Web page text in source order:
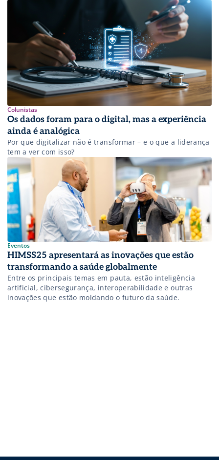
Colunistas
Os dados foram para o digital, mas a experiência
ainda é analógica
Por que digitalizar não é transformar – e o que a liderança
tem a ver com isso?
Eventos
HIMSS25 apresentará as inovações que estão
transformando a saúde globalmente
Entre os principais temas em pauta, estão inteligência
artificial, cibersegurança, interoperabilidade e outras
inovações que estão moldando o futuro da saúde.